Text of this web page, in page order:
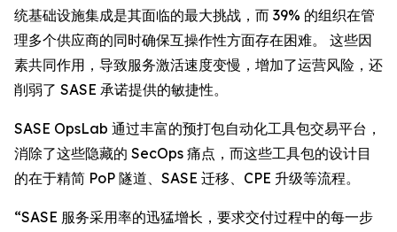
统基础设施集成是其面临的最大挑战，而 39% 的组织在管
理多个供应商的同时确保互操作性方面存在困难。 这些因
素共同作用，导致服务激活速度变慢，增加了运营风险，还
削弱了 SASE 承诺提供的敏捷性。
SASE OpsLab 通过丰富的预打包自动化工具包交易平台，
消除了这些隐藏的 SecOps 痛点，而这些工具包的设计目
的在于精简 PoP 隧道、SASE 迁移、CPE 升级等流程。
“SASE 服务采用率的迅猛增长，要求交付过程中的每一步